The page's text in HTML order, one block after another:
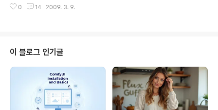
았습니다. 산타로사쪽도 마찬가지 입니다. 제 생각에는 적
기저기 만져보는 도중에, 구글 대중교통 사이트에 들어갔
제공한다고 쓰여져 있습니다. 여기에서 전국이라는 링크를
눌러보면 아래와 같은 화면이 나옵니다. 좀 이상하죠? 많이
이상한가요? 그렇죠... 우측 지도부분에 도로가 하나도 표
시되어 있지 않은데, 좌측을 보면 검색예가 나와 있으니까
요. 아래는 좌측에 있는 검색 예 중에서 충북 대청댐에서 부
산 해운대(으)로 라는 링..
0 14 2009. 3. 9.
이 블로그 인기글